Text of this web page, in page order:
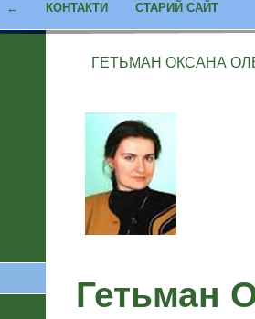
← КОНТАКТИ СТАРИЙ САЙТ
ГЕТЬМАН ОКСАНА
Гетьман